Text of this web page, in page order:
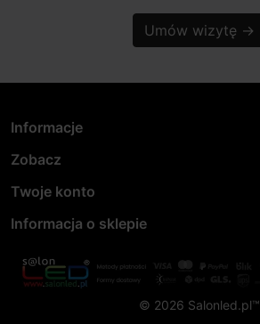
Umów wizytę →
Informacje
Zobacz
Twoje konto
Informacja o sklepie
© 2026 Salonled.pl™